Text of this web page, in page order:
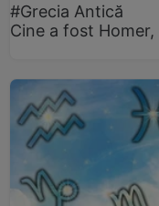
#Grecia Antică
Cine a fost Homer,